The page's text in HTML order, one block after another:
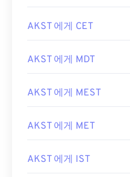
AKST 에게 CET
AKST 에게 MDT
AKST 에게 MEST
AKST 에게 MET
AKST 에게 IST